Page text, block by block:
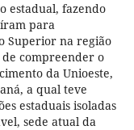
estadual, fazendo
para
Superior na região
de compreender o
da Unioeste,
a qual teve
estaduais isoladas
sede atual da